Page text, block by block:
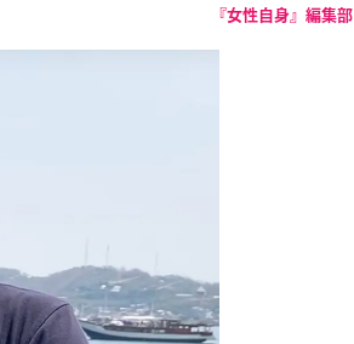
『女性自身』編集部